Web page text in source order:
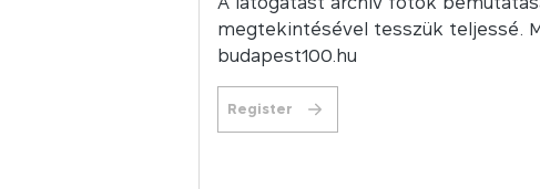
megtekintésével tesszük teljessé.
budapest100.hu
Register